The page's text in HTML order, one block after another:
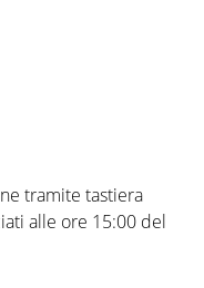
tramite tastiera
alle ore 15:00 del